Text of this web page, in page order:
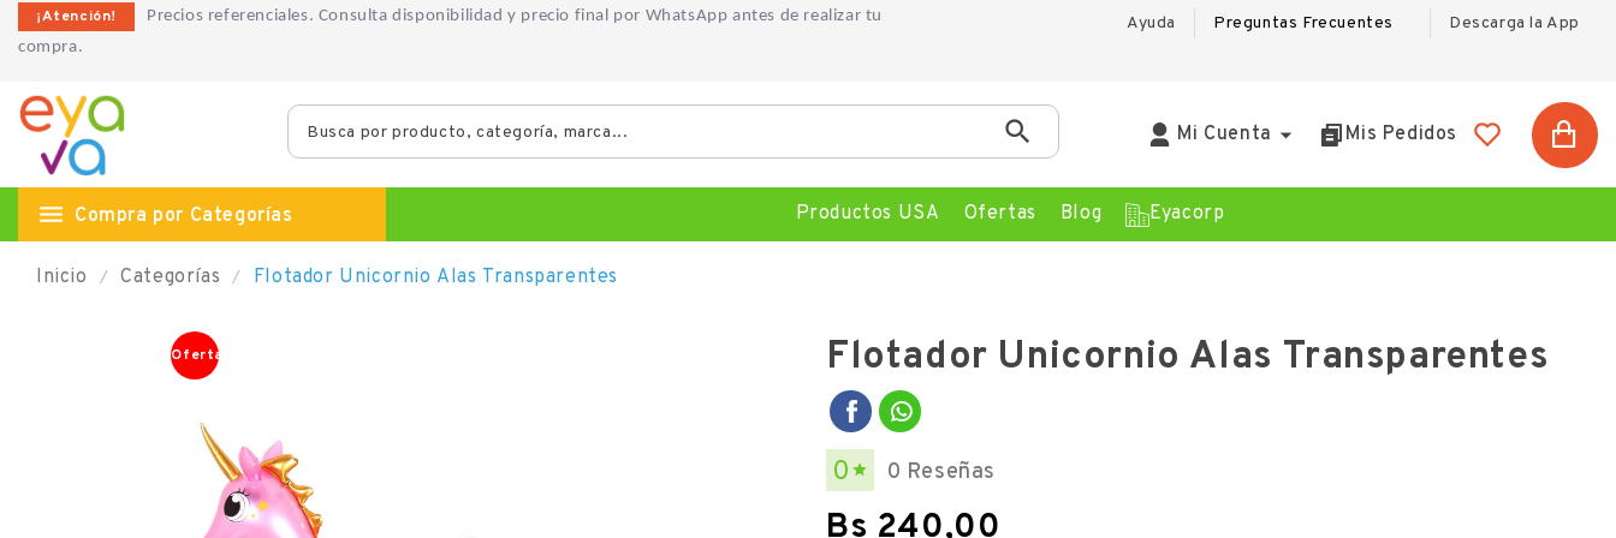
¡Atención! Precios referenciales. Consulta disponibilidad y precio final por WhatsApp antes de realizar tu
compra.
Ayuda Preguntas Frecuentes Descarga la App
 Mi Cuenta  Mis Pedidos
 Compra por Categorías Productos USA Ofertas Blog Eyacorp
Inicio Categorías Flotador Unicornio Alas Transparentes
Oferta Flotador Unicornio Alas Transparentes
0  0 Reseñas
Bs 240,00